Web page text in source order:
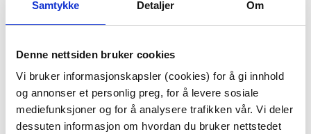
Samtykke Detaljer Om
Denne nettsiden bruker cookies
Vi bruker informasjonskapsler (cookies) for å gi innhold
og annonser et personlig preg, for å levere sosiale
mediefunksjoner og for å analysere trafikken vår. Vi deler
dessuten informasjon om hvordan du bruker nettstedet
SKÅLSETT HJERTER
299,00
SKÅL VÅRENG
44,70
Før149,00